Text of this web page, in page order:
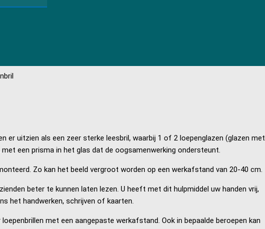
er uitzien als een zeer sterke leesbril, waarbij 1 of 2 loepenglazen (glazen met
een prisma in het glas dat de oogsamenwerking ondersteunt.
Zo kan het beeld vergroot worden op een werkafstand van 20-40 cm.
beter te kunnen laten lezen. U heeft met dit hulpmiddel uw handen vrij,
het handwerken, schrijven of kaarten.
met een aangepaste werkafstand. Ook in bepaalde beroepen kan